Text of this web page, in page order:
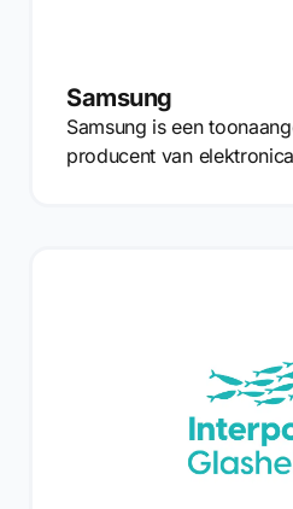
Samsung
Samsung is een
producent van